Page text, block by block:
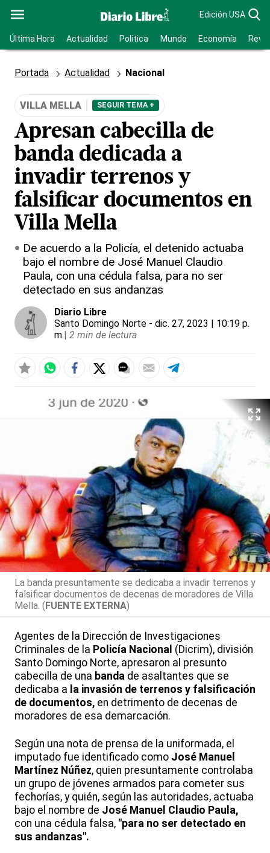
Edición USA
Última Hora Actualidad Política Mundo Economía
Portada Actualidad Nacional
VILLA MELLA SEGUIR TEMA +
Apresan cabecilla de
banda dedicada a
invadir terrenos y
falsificar documentos en
Villa Mella
De acuerdo a la Policía, el detenido actuaba
bajo el nombre de José Manuel Claudio
Paula, con una cédula falsa, para no ser
detectado en sus andanzas
Diario Libre
Santo Domingo Norte - dic. 27, 2023 | 10:19 p.
m.| 2 min de lectura
La banda presuntamente se dedicaba a invadir terrenos y
falsificar documentos de decenas de moradores de Villa
Mella. (FUENTE EXTERNA)
Agentes de la Dirección de Investigaciones
Criminales de la Policía Nacional (Dicrim), división
Santo Domingo Norte, apresaron al presunto
cabecilla de una banda de asaltantes que se
dedicaba a la invasión de terrenos y falsificación
de documentos, en detrimento de decenas de
moradores de esa demarcación.
Según una nota de prensa de la uniformada, el
imputado fue identificado como José Manuel
Martínez Núñez, quien presuntamente controlaba
un grupo de jóvenes armados para cometer sus
fechorías, y quién, según las autoridades, actuaba
bajo el nombre de José Manuel Claudio Paula,
con una cédula falsa, "para no ser detectado en
sus andanzas".